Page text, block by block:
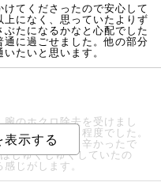
てくださったので安心して
になく、思っていたよりず
たになるかなと心配でした
に過ごせました。他の部分
たいと思います。
のホクロ除去を受けまし
、我慢できる程度でした。
みがあり少し辛かったで
じゅくじゅくしていたの
じがします。